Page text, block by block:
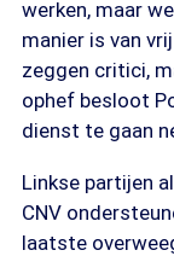
werken, maar
manier is van
zeggen critici,
ophef besloot
dienst te gaan
Linkse partijen
CNV
laatste